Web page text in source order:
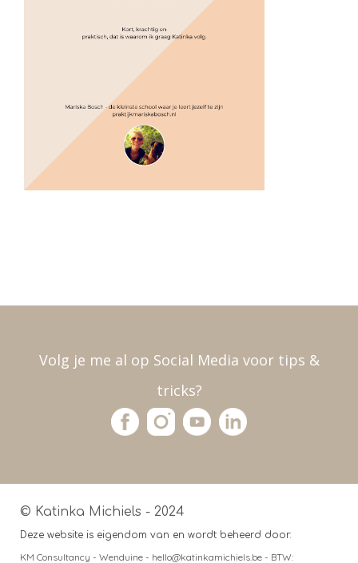
Volg je me al op Social Media voor tips &
tricks?
© Katinka Michiels - 2024
Deze website is eigendom van en wordt beheerd door:
KM Consultancy - Wenduine - hello@katinkamichiels.be - BTW: